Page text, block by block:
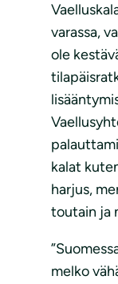
varassa,
ole
kalat
harjus,
toutain ja
melko